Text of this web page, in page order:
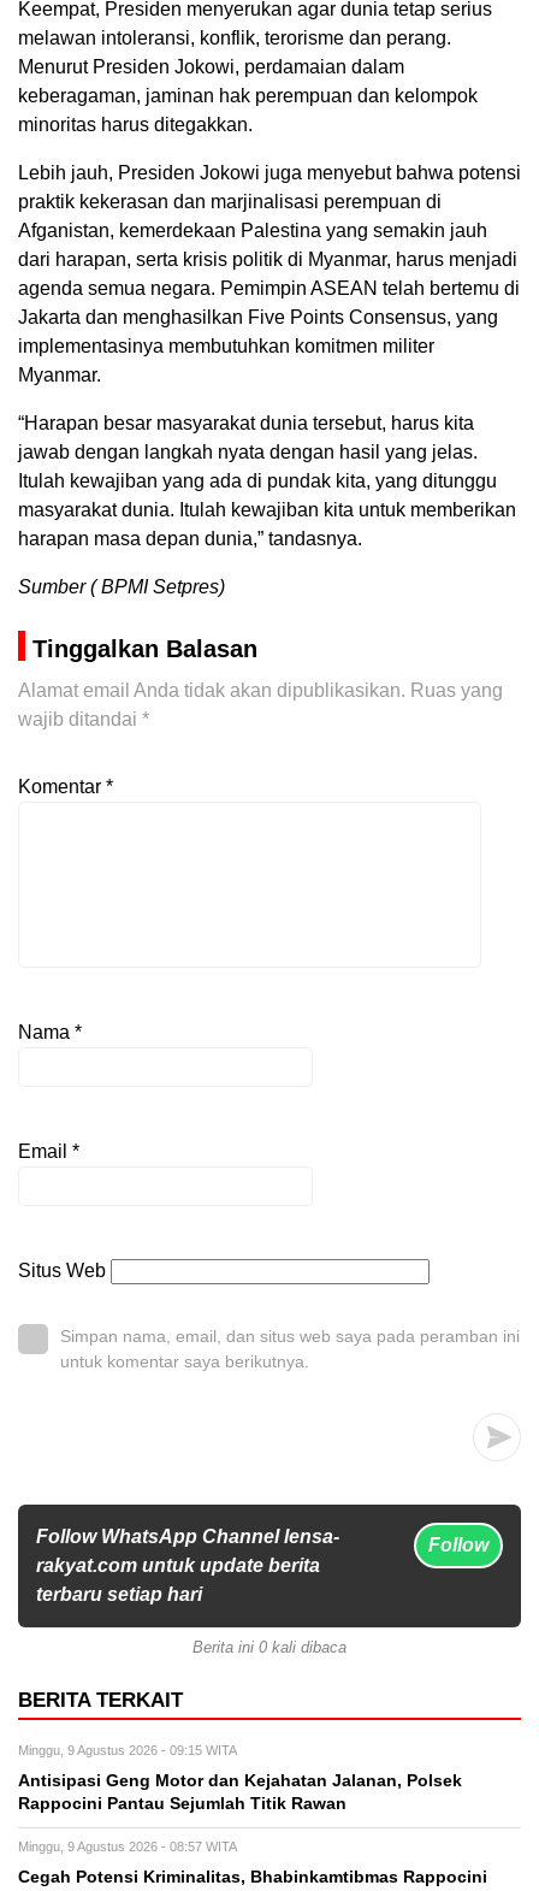
Keempat, Presiden menyerukan agar dunia tetap serius
melawan intoleransi, konflik, terorisme dan perang.
Menurut Presiden Jokowi, perdamaian dalam
keberagaman, jaminan hak perempuan dan kelompok
minoritas harus ditegakkan.
Lebih jauh, Presiden Jokowi juga menyebut bahwa potensi
praktik kekerasan dan marjinalisasi perempuan di
Afganistan, kemerdekaan Palestina yang semakin jauh
dari harapan, serta krisis politik di Myanmar, harus menjadi
agenda semua negara. Pemimpin ASEAN telah bertemu di
Jakarta dan menghasilkan Five Points Consensus, yang
implementasinya membutuhkan komitmen militer
Myanmar.
“Harapan besar masyarakat dunia tersebut, harus kita
jawab dengan langkah nyata dengan hasil yang jelas.
Itulah kewajiban yang ada di pundak kita, yang ditunggu
masyarakat dunia. Itulah kewajiban kita untuk memberikan
harapan masa depan dunia,” tandasnya.
Sumber ( BPMI Setpres)
Tinggalkan Balasan
Alamat email Anda tidak akan dipublikasikan. Ruas yang
wajib ditandai *
Komentar *
Nama *
Email *
Situs Web
Simpan nama, email, dan situs web saya pada peramban ini
untuk komentar saya berikutnya.
Follow WhatsApp Channel lensa-
rakyat.com untuk update berita
terbaru setiap hari
Follow
Berita ini 0 kali dibaca
BERITA TERKAIT
Minggu, 9 Agustus 2026 - 09:15 WITA
Antisipasi Geng Motor dan Kejahatan Jalanan, Polsek
Rappocini Pantau Sejumlah Titik Rawan
Minggu, 9 Agustus 2026 - 08:57 WITA
Cegah Potensi Kriminalitas, Bhabinkamtibmas Rappocini